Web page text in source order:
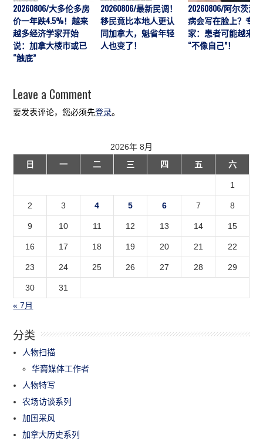
20260806/大多伦多房
价一年跌4.5%！越来
越多经济学家开始
说：加拿大楼市或已
“触底”
20260806/最新民调！
移民竟比本地人更认
同加拿大，魁省年轻
人也变了！
20260806/阿尔茨海
病会写在脸上？专
家：患者可能越来越
“不像自己”！
Leave a Comment
要发表评论，您必须先登录。
2026年 8月
日
一 二 三 四 五 六
1
2 3 4 5 6 7 8
9 10 11 12 13 14 15
16 17 18 19 20 21 22
23 24 25 26 27 28 29
30
31
« 7月
分类
人物扫描
华裔媒体工作者
人物特写
农场访谈系列
加国采风
加拿大历史系列